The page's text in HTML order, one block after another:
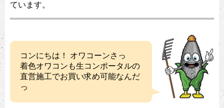
ています。
コンにちは！ オワコーンさっ
着色オワコンも生コンポータルの
直営施工でお買い求め可能なんだ
っ